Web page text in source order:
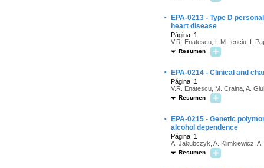
·
EPA-0213 - Type D
heart disease
Página :1
V.R. Enatescu, L.M. Ienciu, I.
Resumen
· EPA-0214 - Clinical and
Página :1
V.R. Enatescu, M. Craina, A.
Resumen
·
EPA-0215 - Genetic
alcohol dependence
Página :1
A. Jakubczyk, A. Klimkiewicz,
Resumen